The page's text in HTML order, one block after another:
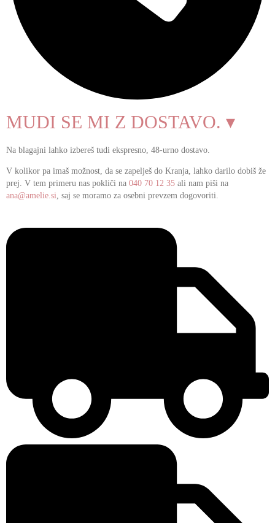
MUDI SE MI Z DOSTAVO. ▾
Na blagajni lahko izbereš tudi ekspresno, 48-urno dostavo.
V kolikor pa imaš možnost, da se zapelješ do Kranja, lahko darilo dobiš že
prej. V tem primeru nas pokliči na 040 70 12 35 ali nam piši na
ana@amelie.si , saj se moramo za osebni prevzem dogovoriti.